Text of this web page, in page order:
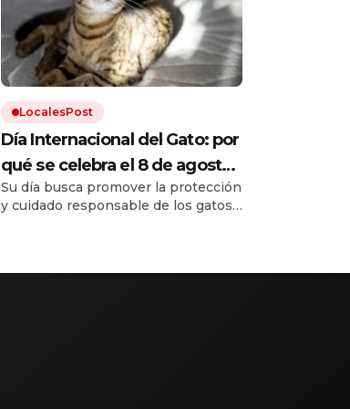
LocalesPost
Día Internacional del Gato: por
qué se celebra el 8 de agosto
y cómo hacer feliz a tu felino
Su día busca promover la protección
y cuidado responsable de los gatos.
bienestar de los gatos.